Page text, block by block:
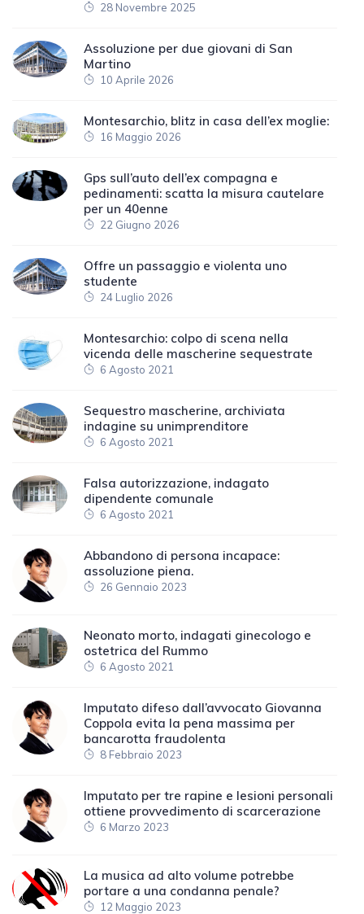
28 Novembre 2025
Assoluzione per due giovani di San
Martino
10 Aprile 2026
Montesarchio, blitz in casa dell’ex moglie:
16 Maggio 2026
Gps sull’auto dell’ex compagna e
pedinamenti: scatta la misura cautelare
per un 40enne
22 Giugno 2026
Offre un passaggio e violenta uno
studente
24 Luglio 2026
Montesarchio: colpo di scena nella
vicenda delle mascherine sequestrate
6 Agosto 2021
Sequestro mascherine, archiviata
indagine su unimprenditore
6 Agosto 2021
Falsa autorizzazione, indagato
dipendente comunale
6 Agosto 2021
Abbandono di persona incapace:
assoluzione piena.
26 Gennaio 2023
Neonato morto, indagati ginecologo e
ostetrica del Rummo
6 Agosto 2021
Imputato difeso dall’avvocato Giovanna
Coppola evita la pena massima per
bancarotta fraudolenta
8 Febbraio 2023
Imputato per tre rapine e lesioni personali
ottiene provvedimento di scarcerazione
6 Marzo 2023
La musica ad alto volume potrebbe
portare a una condanna penale?
12 Maggio 2023